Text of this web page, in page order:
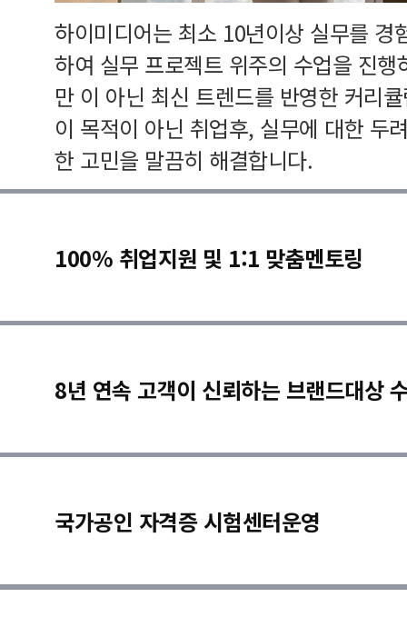
하이미디어는 최소 10년이상 실무를 경
하여 실무 프로젝트 위주의 수업을 진
만 이 아닌 최신 트렌드를 반영한 커리
이 목적이 아닌 취업후, 실무에 대한 두
한 고민을 말끔히 해결합니다.
100% 취업지원 및 1:1 맞춤멘토링
8년 연속 고객이 신뢰하는 브랜드대상
국가공인 자격증 시험센터운영